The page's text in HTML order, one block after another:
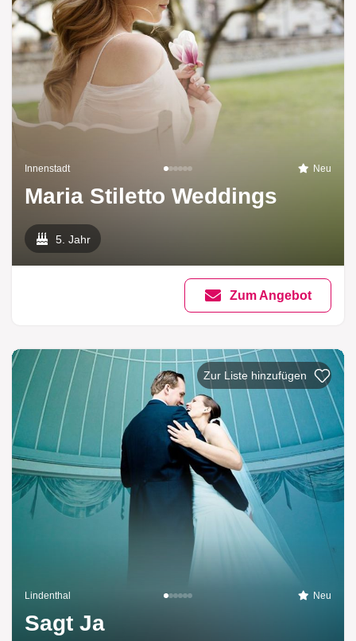
Innenstadt Neu
Maria Stiletto Weddings
5. Jahr
Zum Angebot
Zur Liste
Lindenthal Neu
Sagt Ja